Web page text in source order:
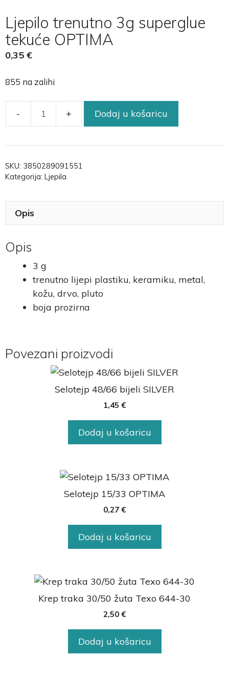
Ljepilo trenutno 3g superglue
tekuće OPTIMA
0,35 €
855 na zalihi
Dodaj u košaricu
SKU: 3850289091551
Kategorija: Ljepila
Opis
Opis
3 g
trenutno lijepi plastiku, keramiku, metal,
kožu, drvo, pluto
boja prozirna
Povezani proizvodi
Selotejp 48/66 bijeli SILVER
1,45 €
Dodaj u košaricu
Selotejp 15/33 OPTIMA
0,27 €
Dodaj u košaricu
Krep traka 30/50 žuta Texo 644-30
2,50 €
Dodaj u košaricu